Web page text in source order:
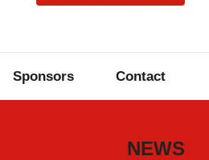
Sponsors Contact
NEWS